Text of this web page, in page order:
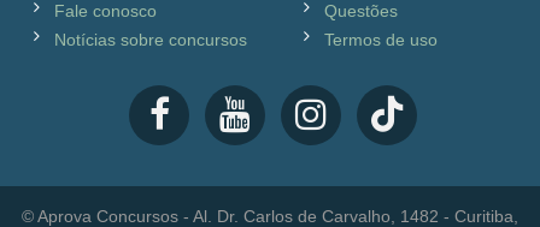
Fale conosco
Notícias sobre concursos
Questões
Termos de uso
© Aprova Concursos - Al. Dr. Carlos de Carvalho, 1482 - Curitiba,